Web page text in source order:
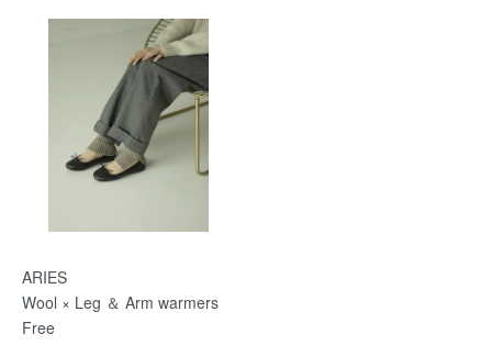
ARIES
Wool × Leg ＆ Arm warmers
Free